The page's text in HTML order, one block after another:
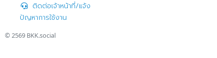
ติดต่อเจ้าหน้าที่/แจ้ง
ปัญหาการใช้งาน
© 2569 BKK.social